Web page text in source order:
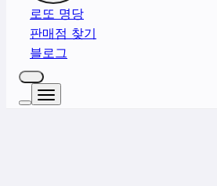
로또 명당
판매점 찾기
블로그